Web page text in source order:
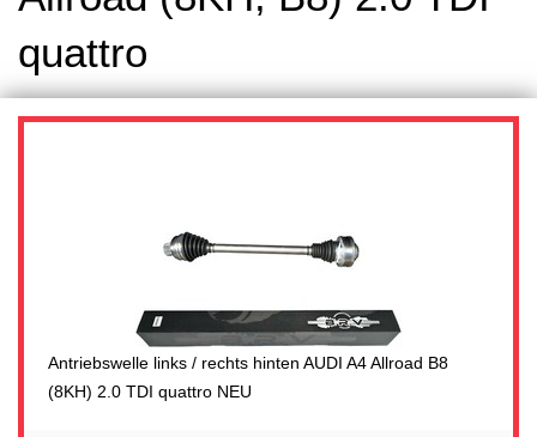
quattro
Antriebswelle links / rechts hinten AUDI A4 Allroad B8
(8KH) 2.0 TDI quattro NEU